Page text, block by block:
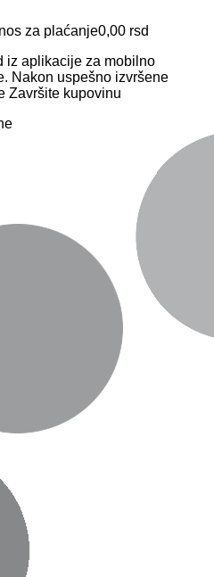
za plaćanje0,00 rsd
iz aplikacije za mobilno
Nakon uspešno izvršene
Završite kupovinu